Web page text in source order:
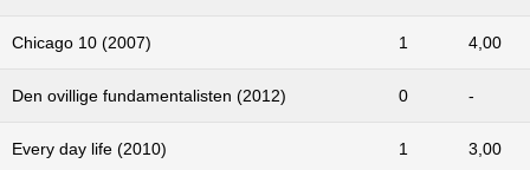
Chicago 10 (2007) 1 4,00
Den ovillige fundamentalisten (2012) 0 -
Every day life (2010) 1 3,00